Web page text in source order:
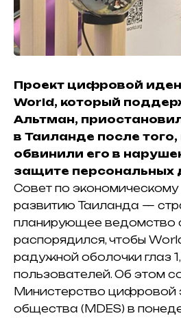
Проект цифровой
World, который
Альтман,
в Таиланде после того,
обвинили его в
защите персональных
Совет по
развитию Таиланда —
планирующее ведомство
распорядился, чтобы
радужной оболочки глаз
пользователей. Об этом
Министерство цифровой
общества (MDES) в